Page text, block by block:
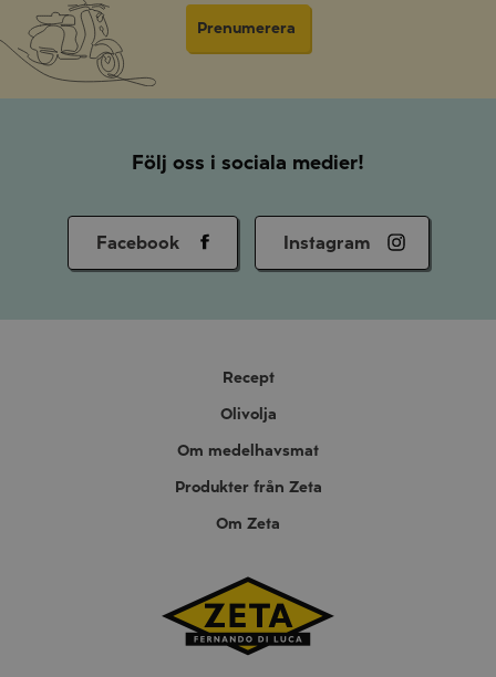
Prenumerera
Följ oss i sociala medier!
Facebook Instagram
Recept
Olivolja
Om medelhavsmat
Produkter från Zeta
Om Zeta